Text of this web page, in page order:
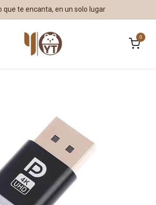
que te encanta, en un solo lugar
0